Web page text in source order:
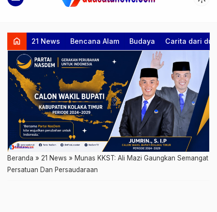
home 21 News Bencana Alam Budaya Carita dari
Beranda » 21 News » Munas KKST: Ali Mazi Gaungkan Semangat
Persatuan Dan Persaudaraan